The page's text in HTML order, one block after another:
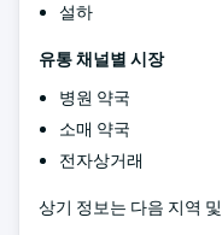
설하
유통 채널별 시장
병원 약국
소매 약국
전자상거래
상기 정보는 다음 지역